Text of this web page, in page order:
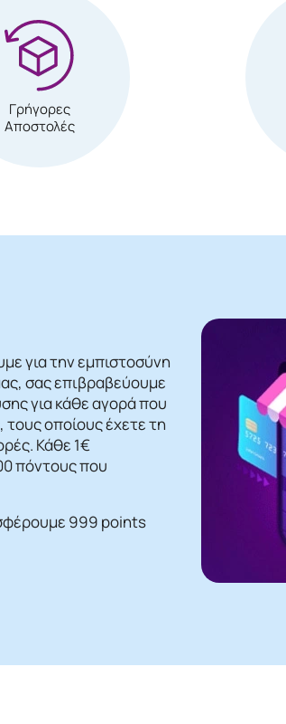
Γρήγορες
Αποστολές
για την εμπιστοσύνη
σας επιβραβεύουμε
για κάθε αγορά που
οποίους έχετε τη
Κάθε 1€
πόντους που
999 points